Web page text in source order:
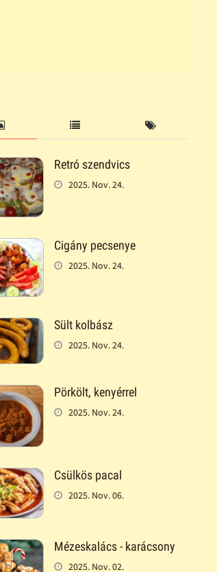
Retró szendvics
2025. Nov. 24.
Cigány pecsenye
2025. Nov. 24.
Sült kolbász
2025. Nov. 24.
Pörkölt, kenyérrel
2025. Nov. 24.
Csülkös pacal
2025. Nov. 06.
Mézeskalács - karácsony
2025. Nov. 02.